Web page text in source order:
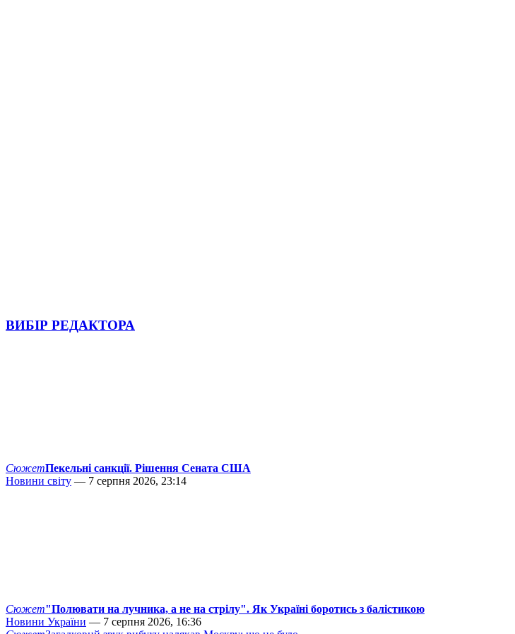
ВИБІР РЕДАКТОРА
СюжетПекельні санкції. Рішення Сената США
Новини світу — 7 серпня 2026, 23:14
Сюжет"Полювати на лучника, а не на стрілу". Як Україні боротись з балістикою
Новини України — 7 серпня 2026, 16:36